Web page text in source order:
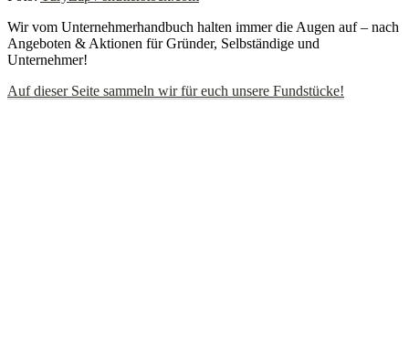
Wir vom Unternehmerhandbuch halten immer die Augen auf – nach
Angeboten & Aktionen für Gründer, Selbständige und
Unternehmer!
Auf dieser Seite sammeln wir für euch unsere Fundstücke!